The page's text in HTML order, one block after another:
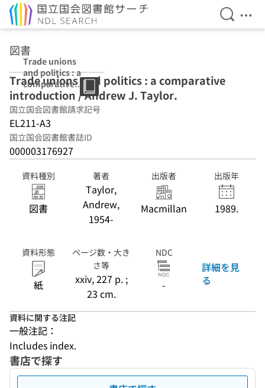
検索を
メ
図書
Trade unions
and politics : a
comparative
introduction /
Andrew J.
Taylor.
Trade unions and politics : a comparative
introduction / Andrew J. Taylor.
国立国会図書館請求記号
EL211-A3
国立国会図書館書誌ID
000003176927
資料種別
図書
著者
Taylor,
Andrew,
1954-
出版者
Macmillan
出版年
1989.
資料形態
紙
ページ数・大き
さ等
xxiv, 227 p. ;
23 cm.
NDC
-
詳細を見
る
資料に関する注記
一般注記：
Includes index.
書店で探す